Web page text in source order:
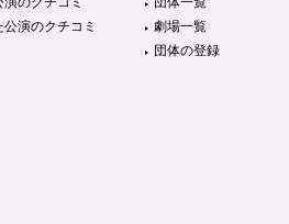
演のクチコミ
劇場一覧
団体の登録